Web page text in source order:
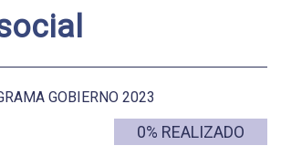
GOBIERNO 2023
0% REALIZADO